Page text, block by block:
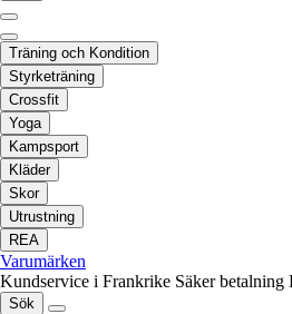
Träning och Kondition
Styrketräning
Crossfit
Yoga
Kampsport
Kläder
Skor
Utrustning
REA
Varumärken
Kundservice i Frankrike Säker betalning
Sök